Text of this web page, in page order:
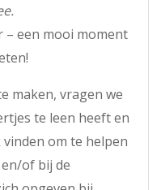
– een mooi moment
maken, vragen we
te leen heeft en
om te helpen
of bij de